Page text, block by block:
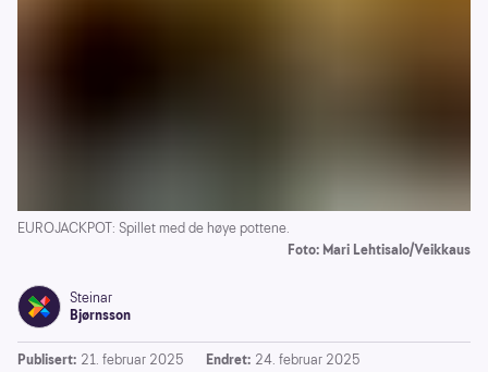
EUROJACKPOT: Spillet med de høye pottene.
Foto: Mari Lehtisalo/Veikkaus
Steinar
Bjørnsson
Publisert: 21. februar 2025 Endret: 24. februar 2025